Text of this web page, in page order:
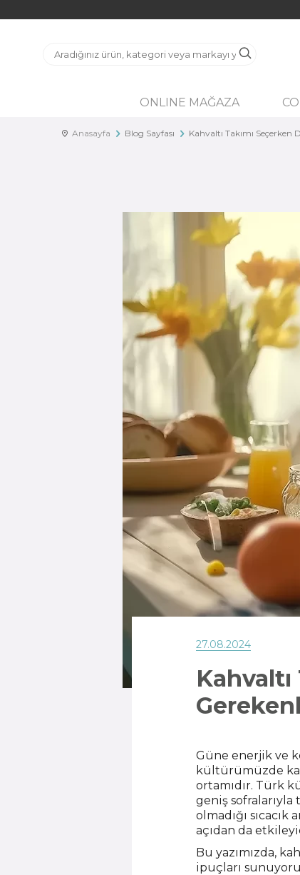
ONLINE MAĞAZA
Anasayfa Blog Sayfası Kahvaltı Takımı
27.08.2024
Güne enerjik ve
kültürümüzde
ortamıdır. Türk
geniş
olmadığı
açıdan da
Bu yazımızda,
ipuçları